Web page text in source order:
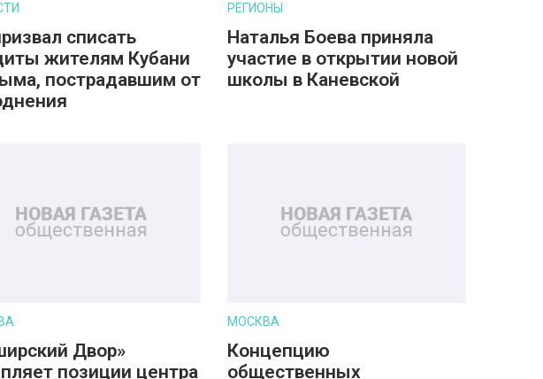
списать
жителям Кубани
пострадавшим от
РЕГИОНЫ
Наталья Боева приняла
участие в открытии новой
школы в Каневской
Двор»
позиции центра
МОСКВА
Концепцию
общественных